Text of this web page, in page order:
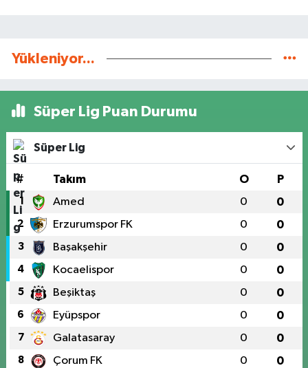
Yükleniyor...
Süper Lig Puan Durumu
Süper Lig
# Takım O P
1 Amed 0 0
2 Erzurumspor FK 0 0
3 Başakşehir 0 0
4 Kocaelispor 0 0
5 Beşiktaş 0 0
6 Eyüpspor 0 0
7 Galatasaray 0 0
8 Çorum FK 0 0